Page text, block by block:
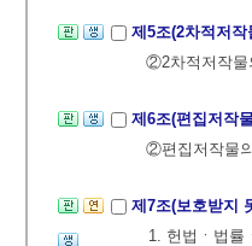
제5조(2차적저
②2차적저작물
제6조(편집저작
②편집저작물
제7조(보호받지
1. 헌법ㆍ법률